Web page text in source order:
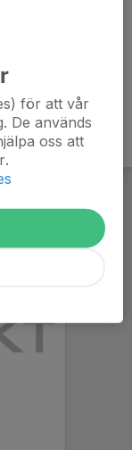
för att vår
De används
oss att